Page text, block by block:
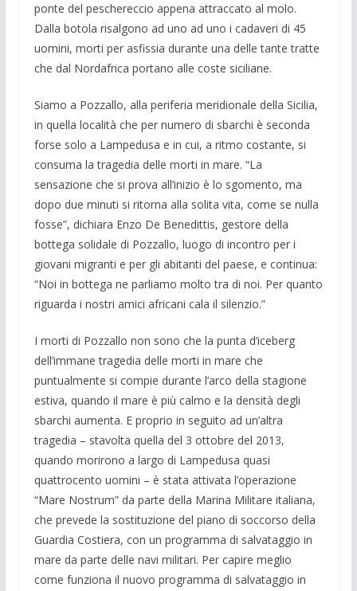
ponte del peschereccio appena attraccato al molo.
Dalla botola risalgono ad uno ad uno i cadaveri di 45
uomini, morti per asfissia durante una delle tante tratte
che dal Nordafrica portano alle coste siciliane.
Siamo a Pozzallo, alla periferia meridionale della Sicilia,
in quella località che per numero di sbarchi è seconda
forse solo a Lampedusa e in cui, a ritmo costante, si
consuma la tragedia delle morti in mare. “La
sensazione che si prova all’inizio è lo sgomento, ma
dopo due minuti si ritorna alla solita vita, come se nulla
fosse”, dichiara Enzo De Benedittis, gestore della
bottega solidale di Pozzallo, luogo di incontro per i
giovani migranti e per gli abitanti del paese, e continua:
“Noi in bottega ne parliamo molto tra di noi. Per quanto
riguarda i nostri amici africani cala il silenzio.”
I morti di Pozzallo non sono che la punta d’iceberg
dell’immane tragedia delle morti in mare che
puntualmente si compie durante l’arco della stagione
estiva, quando il mare è più calmo e la densità degli
sbarchi aumenta. E proprio in seguito ad un’altra
tragedia – stavolta quella del 3 ottobre del 2013,
quando morirono a largo di Lampedusa quasi
quattrocento uomini – è stata attivata l’operazione
“Mare Nostrum” da parte della Marina Militare italiana,
che prevede la sostituzione del piano di soccorso della
Guardia Costiera, con un programma di salvataggio in
mare da parte delle navi militari. Per capire meglio
come funziona il nuovo programma di salvataggio in